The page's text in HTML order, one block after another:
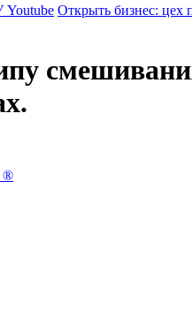
Открыть бизнес: цех
®